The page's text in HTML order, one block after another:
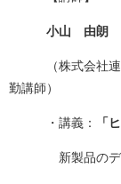
小山 由朗
（株式会社連
勤講師）
・講義： 「
新製品のデザ